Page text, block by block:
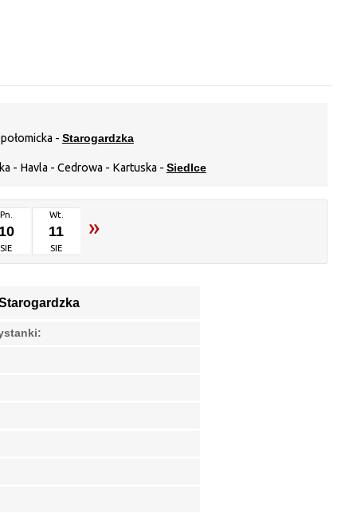
- Starogardzka
- Havla - Cedrowa - Kartuska - Siedlce
Pn.
SIE
Wt.
11
SIE
»